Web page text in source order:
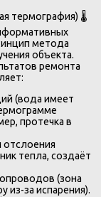
термография) 🌡️
метода
объекта.
ремонта
(вода имеет
протечка в
отслоения
тепла, создаёт
(зона
из-за испарения).